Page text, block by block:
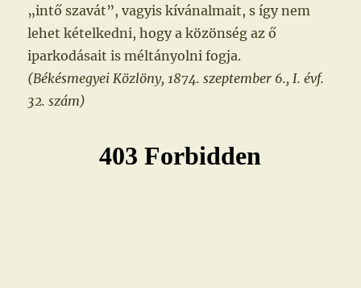
„intő szavát”, vagyis kívánalmait, s így nem
lehet kételkedni, hogy a közönség az ő
iparkodásait is méltányolni fogja.
(Békésmegyei Közlöny, 1874. szeptember 6., I. évf.
32. szám)